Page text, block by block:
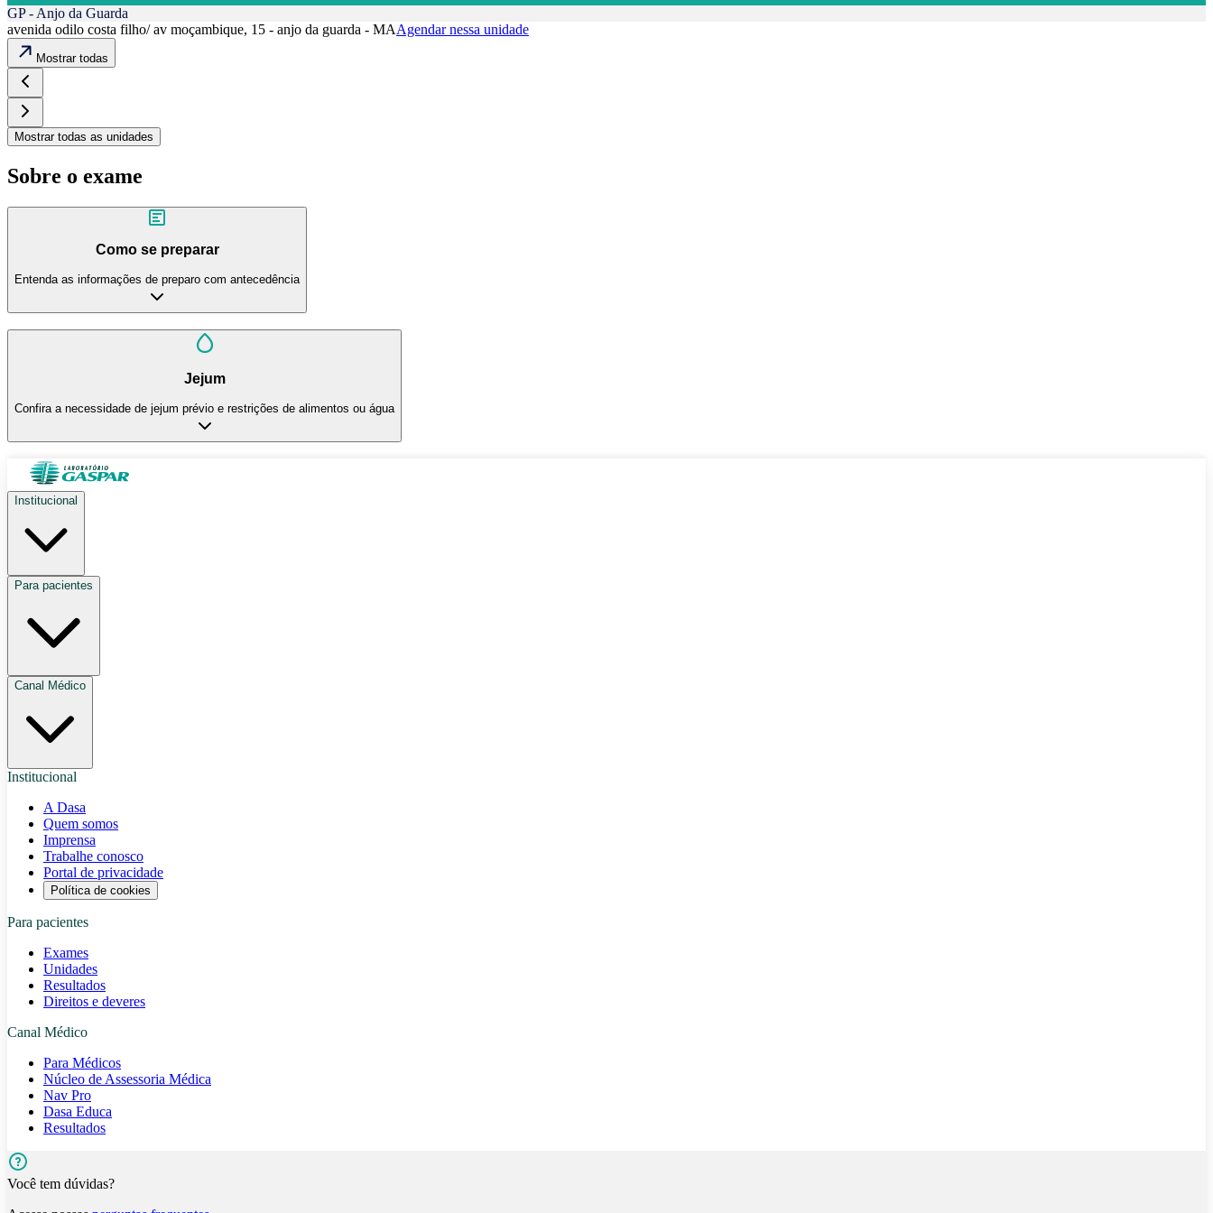
GP - Anjo da Guarda
avenida odilo costa filho/ av moçambique, 15 - anjo da guarda - MAAgendar nessa unidade
Mostrar todas
Mostrar todas as unidades
Sobre o exame
Como se preparar
Entenda as informações de preparo com antecedência
Jejum
Confira a necessidade de jejum prévio e restrições de alimentos ou água
Institucional
Para pacientes
Canal Médico
Institucional
A Dasa
Quem somos
Imprensa
Trabalhe conosco
Portal de privacidade
Política de cookies
Para pacientes
Exames
Unidades
Resultados
Direitos e deveres
Canal Médico
Para Médicos
Núcleo de Assessoria Médica
Nav Pro
Dasa Educa
Resultados
Você tem dúvidas?